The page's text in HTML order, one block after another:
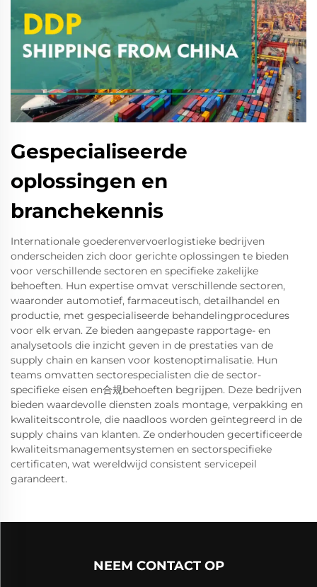
Gespecialiseerde
oplossingen en
branchekennis
Internationale goederenvervoerlogistieke bedrijven
onderscheiden zich door gerichte oplossingen te bieden
voor verschillende sectoren en specifieke zakelijke
behoeften. Hun expertise omvat verschillende sectoren,
waaronder automotief, farmaceutisch, detailhandel en
productie, met gespecialiseerde behandelingprocedures
voor elk ervan. Ze bieden aangepaste rapportage- en
analysetools die inzicht geven in de prestaties van de
supply chain en kansen voor kostenoptimalisatie. Hun
teams omvatten sectorespecialisten die de sector-
specifieke eisen en合规behoeften begrijpen. Deze bedrijven
bieden waardevolle diensten zoals montage, verpakking en
kwaliteitscontrole, die naadloos worden geïntegreerd in de
supply chains van klanten. Ze onderhouden gecertificeerde
kwaliteitsmanagementsystemen en sectorspecifieke
certificaten, wat wereldwijd consistent servicepeil
garandeert.
NEEM CONTACT OP